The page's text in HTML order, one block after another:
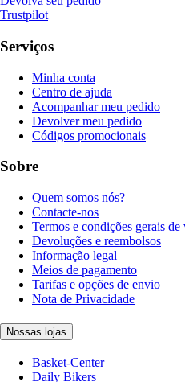
Trustpilot
Serviços
Minha conta
Centro de ajuda
Acompanhar meu pedido
Devolver meu pedido
Códigos promocionais
Sobre
Quem somos nós?
Contacte-nos
Termos e condições gerais de
Devoluções e reembolsos
Informação legal
Meios de pagamento
Tarifas e opções de envio
Nota de Privacidade
Nossas lojas
Basket-Center
Daily Bikers